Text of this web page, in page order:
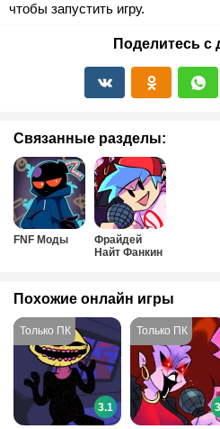
чтобы запустить игру.
Поделитесь с
Связанные разделы:
FNF Моды
Фрайдей
Найт Фанкин
Похожие онлайн игры
3.1